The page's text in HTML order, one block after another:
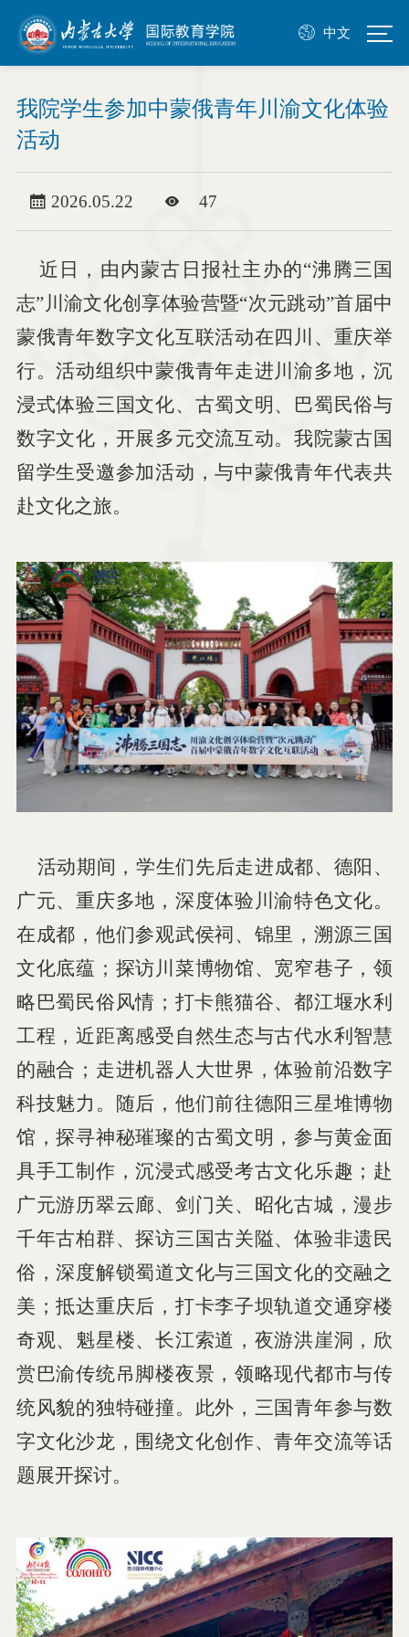
中文
我院学生参加中蒙俄青年川渝文化体验
活动
2026.05.22 47
近日，由内蒙古日报社主办的“沸腾三国
志”川渝文化创享体验营暨“次元跳动”首届中
蒙俄青年数字文化互联活动在四川、重庆举
行。活动组织中蒙俄青年走进川渝多地，沉
浸式体验三国文化、古蜀文明、巴蜀民俗与
数字文化，开展多元交流互动。我院蒙古国
留学生受邀参加活动，与中蒙俄青年代表共
赴文化之旅。
活动期间，学生们先后走进成都、德阳、
广元、重庆多地，深度体验川渝特色文化。
在成都，他们参观武侯祠、锦里，溯源三国
文化底蕴；探访川菜博物馆、宽窄巷子，领
略巴蜀民俗风情；打卡熊猫谷、都江堰水利
工程，近距离感受自然生态与古代水利智慧
的融合；走进机器人大世界，体验前沿数字
科技魅力。随后，他们前往德阳三星堆博物
馆，探寻神秘璀璨的古蜀文明，参与黄金面
具手工制作，沉浸式感受考古文化乐趣；赴
广元游历翠云廊、剑门关、昭化古城，漫步
千年古柏群、探访三国古关隘、体验非遗民
俗，深度解锁蜀道文化与三国文化的交融之
美；抵达重庆后，打卡李子坝轨道交通穿楼
奇观、魁星楼、长江索道，夜游洪崖洞，欣
赏巴渝传统吊脚楼夜景，领略现代都市与传
统风貌的独特碰撞。此外，三国青年参与数
字文化沙龙，围绕文化创作、青年交流等话
题展开探讨。